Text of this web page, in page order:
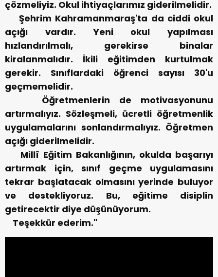
çözmeliyiz. Okul ihtiyaçlarımız giderilmelidir.
Şehrim Kahramanmaraş'ta da ciddi okul
açığı vardır. Yeni okul yapılması
hızlandırılmalı, gerekirse binalar
kiralanmalıdır. İkili eğitimden kurtulmak
gerekir. Sınıflardaki öğrenci sayısı 30'u
geçmemelidir.
Öğretmenlerin de motivasyonunu
artırmalıyız. Sözleşmeli, ücretli öğretmenlik
uygulamalarını sonlandırmalıyız. Öğretmen
açığı giderilmelidir.
Millî Eğitim Bakanlığının, okulda başarıyı
artırmak için, sınıf geçme uygulamasını
tekrar başlatacak olmasını yerinde buluyor
ve destekliyoruz. Bu, eğitime disiplin
getirecektir diye düşünüyorum.
Teşekkür ederim."